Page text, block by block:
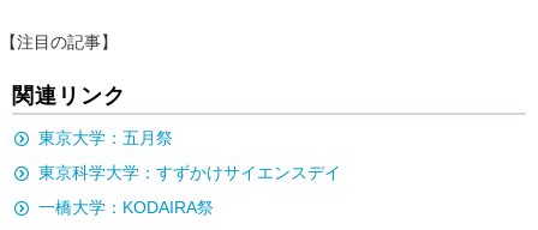
【注目の記事】
関連リンク
東京大学：五月祭
東京科学大学：すずかけサイエンスデイ
一橋大学：KODAIRA祭